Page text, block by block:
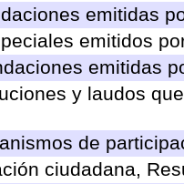
emitidas
emitidos
emitidas
y laudos
de
ciudadana,